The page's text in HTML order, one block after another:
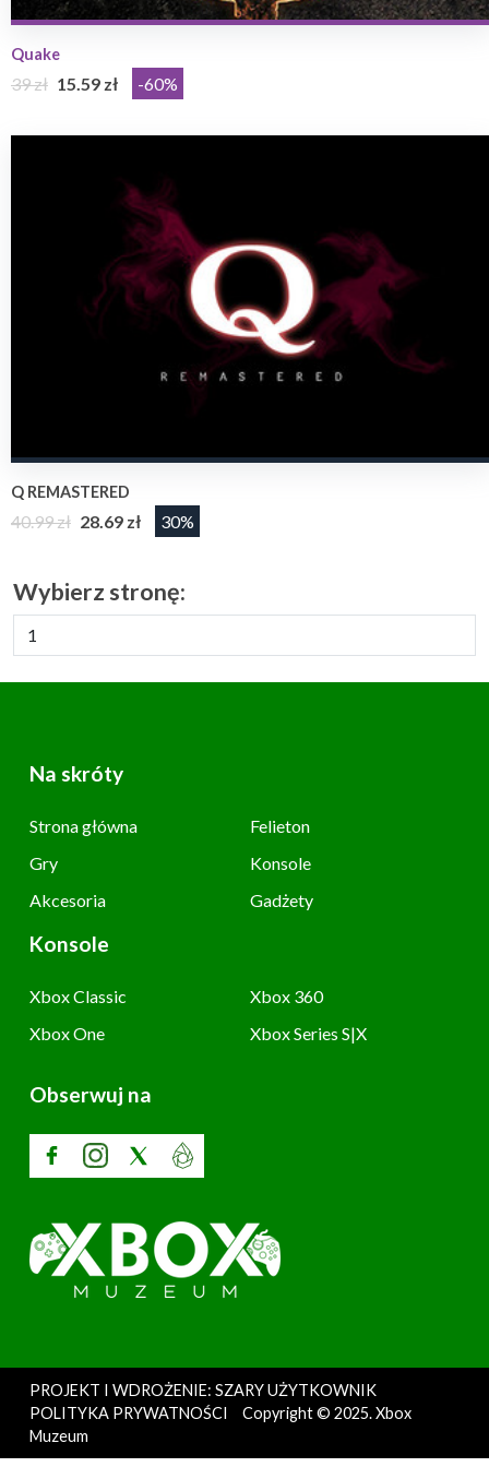
Quake
39 zł 15.59 zł -60%
Q REMASTERED
40.99 zł 28.69 zł 30%
Wybierz stronę:
Na skróty
Strona główna
Felieton
Gry
Konsole
Akcesoria
Gadżety
Konsole
Xbox Classic
Xbox 360
Xbox One
Xbox Series S|X
Obserwuj na
PROJEKT I WDROŻENIE: SZARY UŻYTKOWNIK
POLITYKA PRYWATNOŚCI
Copyright © 2025. Xbox
Muzeum